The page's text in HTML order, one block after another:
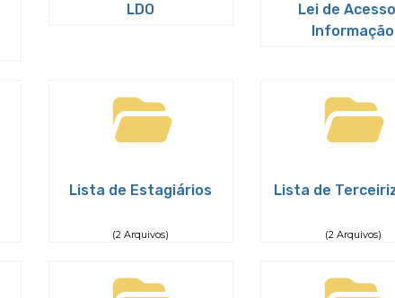
LDO
Lei de
Informação
Lista de Estagiários
(2 Arquivos)
Lista de
(2 Arquivos)